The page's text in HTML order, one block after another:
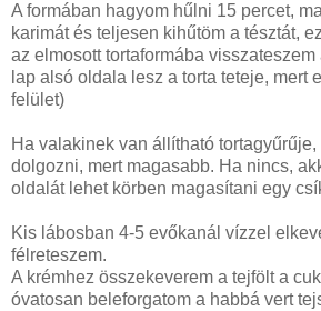
A formában hagyom hűlni 15 percet,
karimát és teljesen kihűtöm a tésztát,
az elmosott tortaformába
lap alsó oldala lesz a torta teteje, mert
felület)
Ha valakinek van állítható tortagyűrűje,
dolgozni, mert magasabb. Ha nincs,
oldalát lehet körben magasítani egy
Kis lábosban 4-5 evőkanál vízzel
félreteszem.
A krémhez összekeverem a tejfölt a
óvatosan beleforgatom a habbá vert